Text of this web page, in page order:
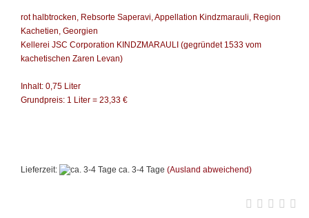
rot halbtrocken, Rebsorte Saperavi, Appellation Kindzmarauli, Region
Kachetien, Georgien
Kellerei JSC Corporation KINDZMARAULI (gegründet 1533 vom
kachetischen Zaren Levan)
Inhalt: 0,75 Liter
Grundpreis: 1 Liter = 23,33 €
Lieferzeit: ca. 3-4 Tage (Ausland abweichend)